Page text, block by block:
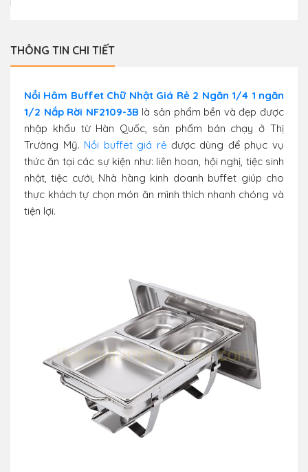
THÔNG TIN CHI TIẾT
Nồi Hâm Buffet Chữ Nhật Giá Rẻ 2 Ngăn 1/4 1 ngăn
1/2 Nắp Rời NF2109-3B là sản phẩm bền và đẹp được
nhập khẩu từ Hàn Quốc, sản phẩm bán chạy ở Thị
Trường Mỹ. Nồi buffet giá rẻ được dùng để phục vụ
thức ăn tại các sự kiện như: liên hoan, hội nghị, tiệc sinh
nhật, tiệc cưới, Nhà hàng kinh doanh buffet giúp cho
thực khách tự chọn món ăn mình thích nhanh chóng và
tiện lợi.